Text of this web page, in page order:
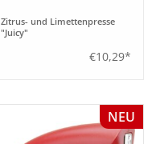
Zitrus- und Limettenpresse
"Juicy"
€10,29*
NEU